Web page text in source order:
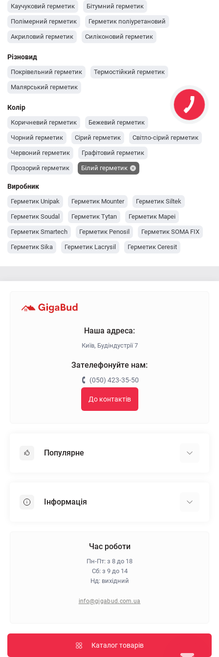
Каучуковий герметик Бітумний герметик
Полімерний герметик Герметик поліуретановий
Акриловий герметик Силіконовий герметик
Різновид
Покрівельний герметик Термостійкий герметик
Малярський герметик
Колір
Коричневий герметик Бежевий герметик
Чорний герметик Сірий герметик Світло-сірий герметик
Червоний герметик Графітовий герметик
Прозорий герметик Білий герметик
Виробник
Герметик Unipak Герметик Mounter Герметик Siltek
Герметик Soudal Герметик Tytan Герметик Mapei
Герметик Smartech Герметик Penosil Герметик SOMA FIX
Герметик Sika Герметик Lacrysil Герметик Ceresit
Наша адреса:
Київ, Будіндустрії 7
Зателефонуйте нам:
(050) 423-35-50
До контактів
Популярне
Пінопласт
Інформація
Гарантія та повернення
Політика конфіденційності
Час роботи
Пн-Пт: з 8 до 18
Сб: з 9 до 14
Нд: вихідний
info@gigabud.com.ua
Каталог товарів